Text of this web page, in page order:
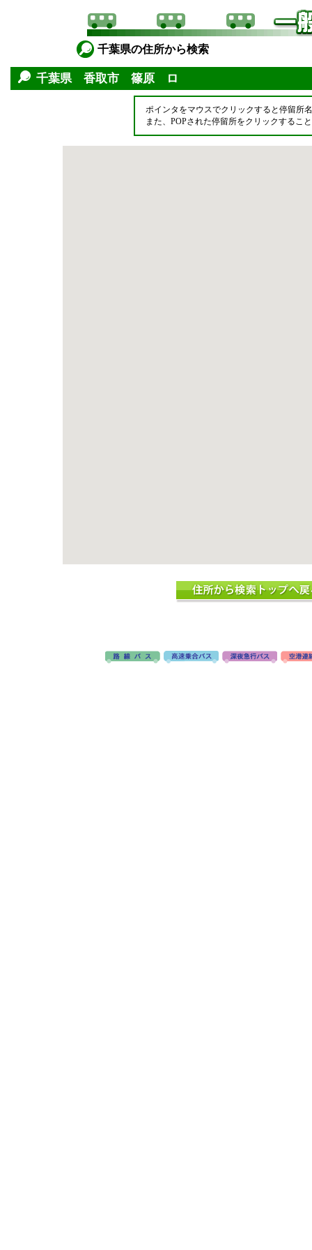
千葉県の住所から検索
千葉県 香取市 篠原 ロ
ポインタをマウスでクリックすると停留所
また、POPされた停留所をクリックするこ